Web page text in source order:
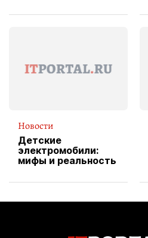
Новости
Детские
электромобили:
мифы и реальность